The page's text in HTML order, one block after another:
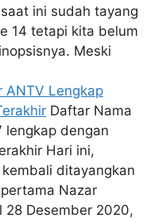
ini sudah tayang
14 tetapi kita belum
Meski
ANTV Lengkap
Daftar Nama
lengkap dengan
Hari ini,
ditayangkan
Nazar
28 Desember 2020,